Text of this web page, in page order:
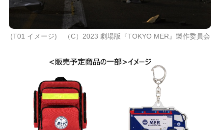
(T01 イメージ) （C）2023 劇場版『TOKYO MER』製作委員会